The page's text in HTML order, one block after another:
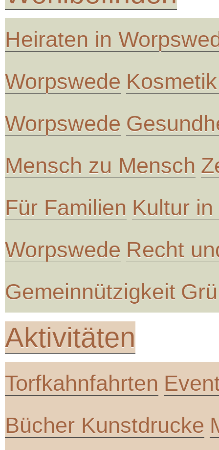
Heiraten in
Worpswede
Worpswede
Mensch zu Mensch
Für Familien Kultur
Worpswede Recht
Gemeinnützigkeit
Aktivitäten
Torfkahnfahrten
Bücher Kunstdrucke